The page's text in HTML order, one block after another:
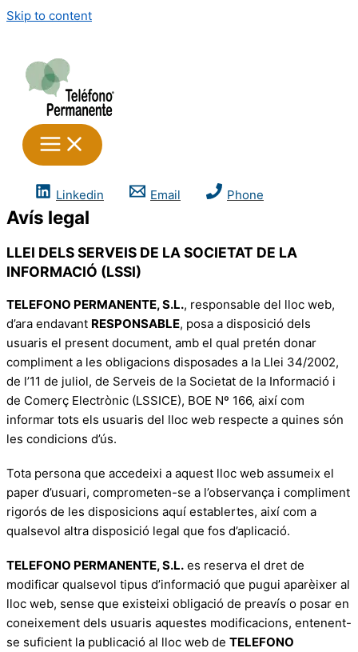
Skip to content
Linkedin Email Phone
Avís legal
LLEI DELS SERVEIS DE LA SOCIETAT DE LA
INFORMACIÓ (LSSI)
TELEFONO PERMANENTE, S.L., responsable del lloc web,
d’ara endavant RESPONSABLE, posa a disposició dels
usuaris el present document, amb el qual pretén donar
compliment a les obligacions disposades a la Llei 34/2002,
de l’11 de juliol, de Serveis de la Societat de la Informació i
de Comerç Electrònic (LSSICE), BOE Nº 166, així com
informar tots els usuaris del lloc web respecte a quines són
les condicions d’ús.
Tota persona que accedeixi a aquest lloc web assumeix el
paper d’usuari, comprometen-se a l’observança i compliment
rigorós de les disposicions aquí establertes, així com a
qualsevol altra disposició legal que fos d’aplicació.
TELEFONO PERMANENTE, S.L. es reserva el dret de
modificar qualsevol tipus d’informació que pugui aparèixer al
lloc web, sense que existeixi obligació de preavís o posar en
coneixement dels usuaris aquestes modificacions, entenent-
se suficient la publicació al lloc web de TELEFONO